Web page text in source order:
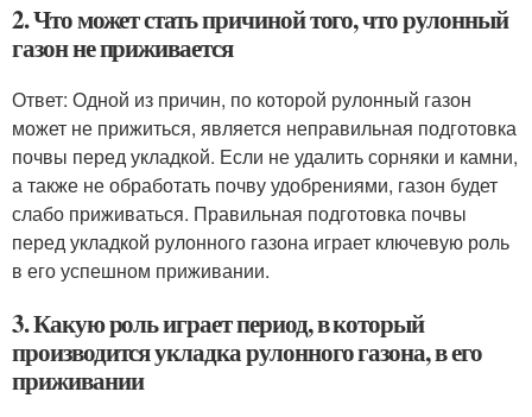
2. Что может стать причиной того, что рулонный
газон не приживается
Ответ: Одной из причин, по которой рулонный газон
может не прижиться, является неправильная подготовка
почвы перед укладкой. Если не удалить сорняки и камни,
а также не обработать почву удобрениями, газон будет
слабо приживаться. Правильная подготовка почвы
перед укладкой рулонного газона играет ключевую роль
в его успешном приживании.
3. Какую роль играет период, в который
производится укладка рулонного газона, в его
приживании